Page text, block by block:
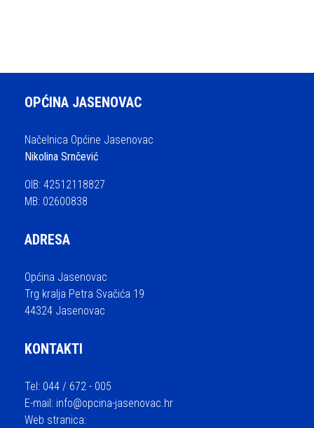
OPĆINA JASENOVAC
Načelnica Općine Jasenovac
Nikolina Srnčević
OIB: 42512118827
MB: 02600838
ADRESA
Općina Jasenovac
Trg kralja Petra Svačića 19
44324 Jasenovac
KONTAKTI
Tel: 044 / 672 - 005
E-mail: info@opcina-jasenovac.hr
Web stranica: